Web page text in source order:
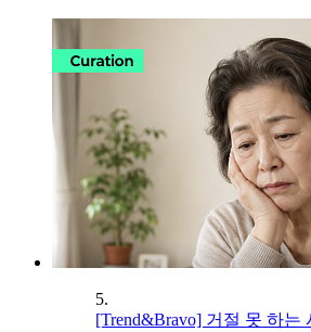
5.
[Trend&Bravo] 거절 못 하는